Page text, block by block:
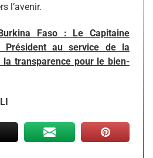
l’avenir.
Faso : Le Capitaine
Président au service de la
transparence pour le bien-